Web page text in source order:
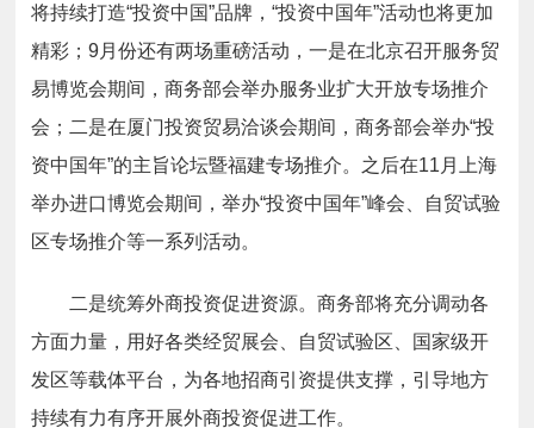
将持续打造“投资中国”品牌，“投资中国年”活动也将更加
精彩；9月份还有两场重磅活动，一是在北京召开服务贸
易博览会期间，商务部会举办服务业扩大开放专场推介
会；二是在厦门投资贸易洽谈会期间，商务部会举办“投
资中国年”的主旨论坛暨福建专场推介。之后在11月上海
举办进口博览会期间，举办“投资中国年”峰会、自贸试验
区专场推介等一系列活动。
二是统筹外商投资促进资源。商务部将充分调动各
方面力量，用好各类经贸展会、自贸试验区、国家级开
发区等载体平台，为各地招商引资提供支撑，引导地方
持续有力有序开展外商投资促进工作。